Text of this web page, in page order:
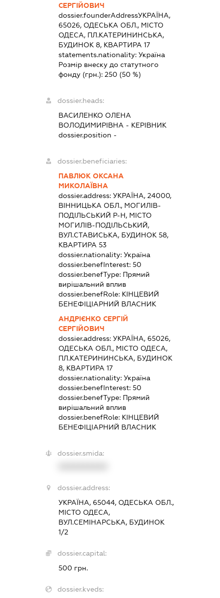
СЕРГІЙОВИЧ
dossier.founderAddressУКРАЇНА,
65026, ОДЕСЬКА ОБЛ., МІСТО
ОДЕСА, ПЛ.КАТЕРИНИНСЬКА,
БУДИНОК 8, КВАРТИРА 17
statements.nationality:Україна
Розмір внеску до статутного
фонду (грн.):250 (50 %)
dossier.heads:
ВАСИЛЕНКО ОЛЕНА
ВОЛОДИМИРІВНА - КЕРІВНИК
dossier.position -
dossier.beneficiaries:
ПАВЛЮК ОКСАНА
МИКОЛАЇВНА
dossier.address:УКРАЇНА, 24000,
ВІННИЦЬКА ОБЛ., МОГИЛІВ-
ПОДІЛЬСЬКИЙ Р-Н, МІСТО
МОГИЛІВ-ПОДІЛЬСЬКИЙ,
ВУЛ.СТАВИСЬКА, БУДИНОК 58,
КВАРТИРА 53
dossier.nationality:Україна
dossier.benefInterest:50
dossier.benefType: Прямий
вирішальний вплив
dossier.benefRole: КІНЦЕВИЙ
БЕНЕФІЦІАРНИЙ ВЛАСНИК
АНДРІЄНКО СЕРГІЙ
СЕРГІЙОВИЧ
dossier.address:УКРАЇНА, 65026,
ОДЕСЬКА ОБЛ., МІСТО ОДЕСА,
ПЛ.КАТЕРИНИНСЬКА, БУДИНОК
8, КВАРТИРА 17
dossier.nationality:Україна
dossier.benefInterest:50
dossier.benefType: Прямий
вирішальний вплив
dossier.benefRole: КІНЦЕВИЙ
БЕНЕФІЦІАРНИЙ ВЛАСНИК
dossier.smida:
dossier.address:
УКРАЇНА, 65044, ОДЕСЬКА ОБЛ.,
МІСТО ОДЕСА,
ВУЛ.СЕМІНАРСЬКА, БУДИНОК
1/2
dossier.capital:
500 грн.
dossier.kveds: